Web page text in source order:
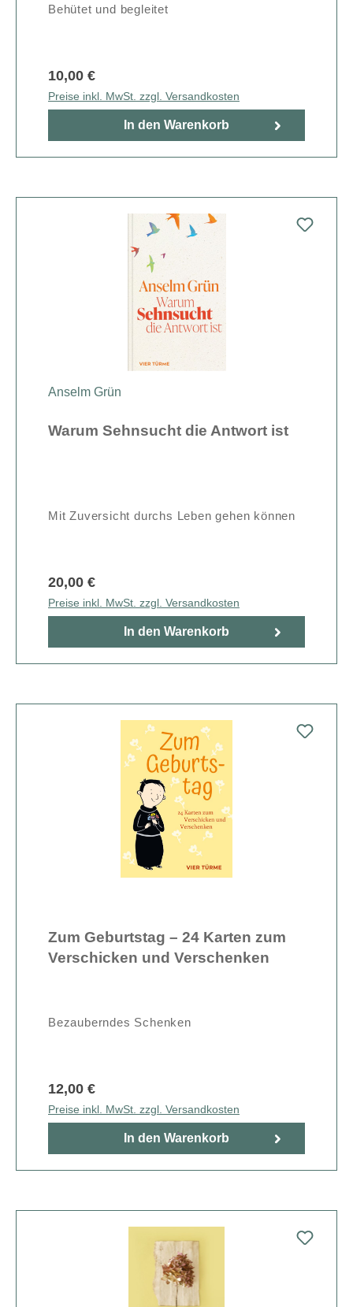
Behütet und begleitet
10,00 €
Preise inkl. MwSt. zzgl. Versandkosten
In den Warenkorb
Anselm Grün
Warum Sehnsucht die Antwort ist
Mit Zuversicht durchs Leben gehen können
20,00 €
Preise inkl. MwSt. zzgl. Versandkosten
In den Warenkorb
Zum Geburtstag – 24 Karten zum
Verschicken und Verschenken
Bezauberndes Schenken
12,00 €
Preise inkl. MwSt. zzgl. Versandkosten
In den Warenkorb